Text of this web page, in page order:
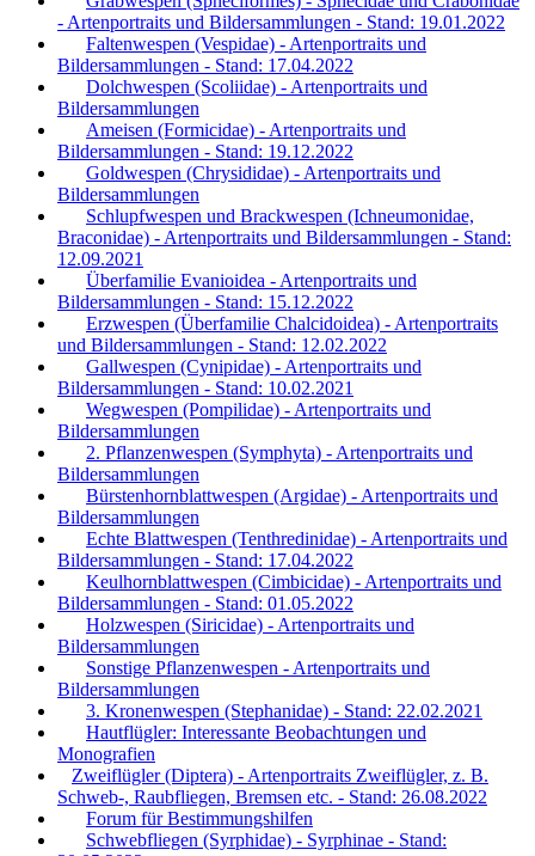
- Artenportraits und Bildersammlungen - Stand: 19.01.2022
Faltenwespen (Vespidae) - Artenportraits und
Bildersammlungen - Stand: 17.04.2022
Dolchwespen (Scoliidae) - Artenportraits und
Bildersammlungen
Ameisen (Formicidae) - Artenportraits und
Bildersammlungen - Stand: 19.12.2022
Goldwespen (Chrysididae) - Artenportraits und
Bildersammlungen
Schlupfwespen und Brackwespen (Ichneumonidae,
Braconidae) - Artenportraits und Bildersammlungen - Stand:
12.09.2021
Überfamilie Evanioidea - Artenportraits und
Bildersammlungen - Stand: 15.12.2022
Erzwespen (Überfamilie Chalcidoidea) - Artenportraits
und Bildersammlungen - Stand: 12.02.2022
Gallwespen (Cynipidae) - Artenportraits und
Bildersammlungen - Stand: 10.02.2021
Wegwespen (Pompilidae) - Artenportraits und
Bildersammlungen
2. Pflanzenwespen (Symphyta) - Artenportraits und
Bildersammlungen
Bürstenhornblattwespen (Argidae) - Artenportraits und
Bildersammlungen
Echte Blattwespen (Tenthredinidae) - Artenportraits und
Bildersammlungen - Stand: 17.04.2022
Keulhornblattwespen (Cimbicidae) - Artenportraits und
Bildersammlungen - Stand: 01.05.2022
Holzwespen (Siricidae) - Artenportraits und
Bildersammlungen
Sonstige Pflanzenwespen - Artenportraits und
Bildersammlungen
3. Kronenwespen (Stephanidae) - Stand: 22.02.2021
Hautflügler: Interessante Beobachtungen und
Monografien
Zweiflügler (Diptera) - Artenportraits Zweiflügler, z. B.
Schweb-, Raubfliegen, Bremsen etc. - Stand: 26.08.2022
Forum für Bestimmungshilfen
Schwebfliegen (Syrphidae) - Syrphinae - Stand: